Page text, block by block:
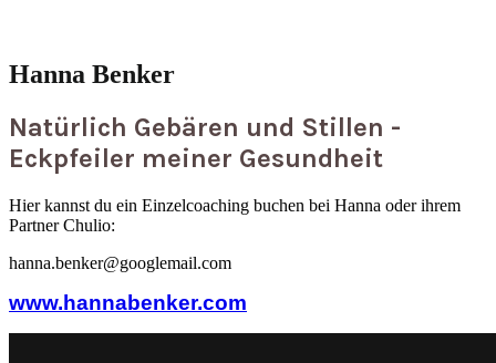
Hanna Benker
Natürlich Gebären und Stillen -
Eckpfeiler meiner Gesundheit
Hier kannst du ein Einzelcoaching buchen bei Hanna oder ihrem
Partner Chulio:
hanna.benker@googlemail.com
www.hannabenker.com